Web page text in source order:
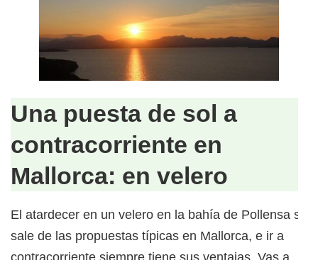
Una puesta de sol a
contracorriente en
Mallorca: en velero
El atardecer en un velero en la bahía de Pollensa se
sale de las propuestas típicas en Mallorca, e ir a
contracorriente siempre tiene sus ventajas. Vas a